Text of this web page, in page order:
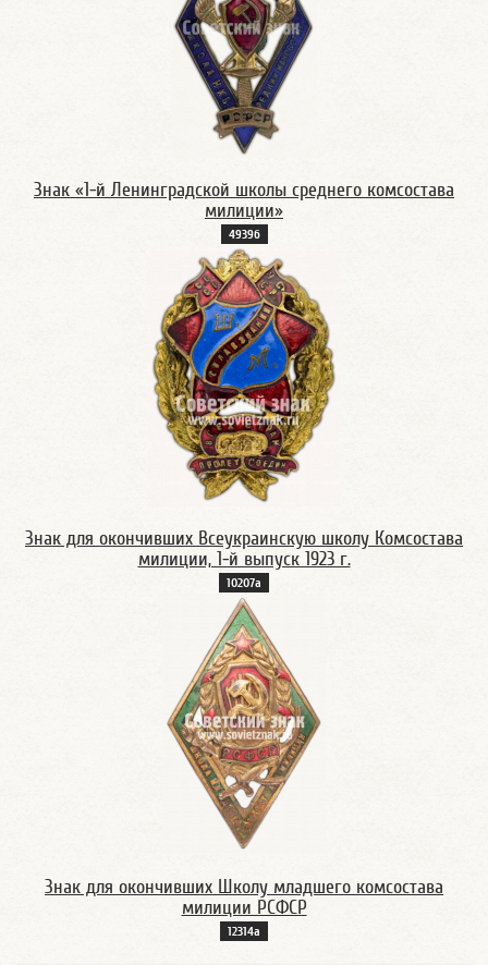
Знак «1-й Ленинградской школы среднего комсостава
милиции»
4939б
Знак для окончивших Всеукраинскую школу Комсостава
милиции, 1-й выпуск 1923 г.
10207а
Знак для окончивших Школу младшего комсостава
милиции РСФСР
12314а